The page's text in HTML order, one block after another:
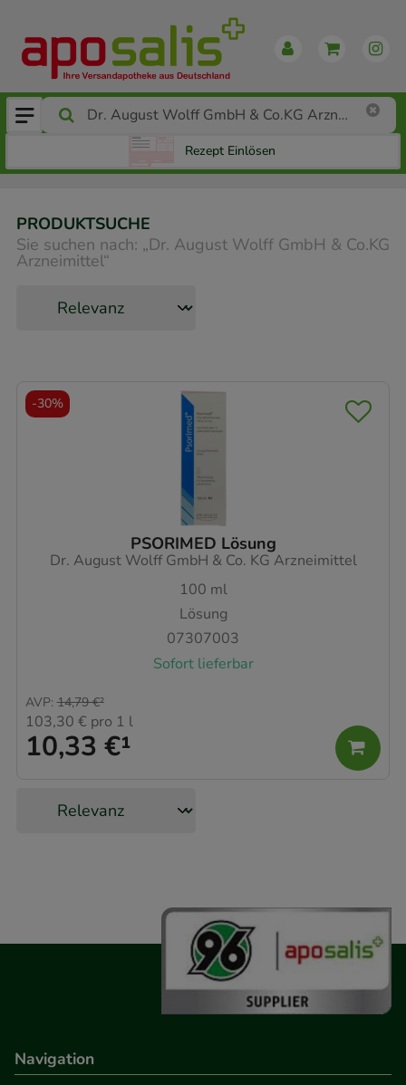
Rezept Einlösen
PRODUKTSUCHE
Sie suchen nach: „Dr. August Wolff GmbH & Co.KG
Arzneimittel“
PSORIMED Lösung
Dr. August Wolff GmbH & Co. KG Arzneimittel
100 ml
Lösung
07307003
Sofort lieferbar
10,33 €¹
AVP: 14,79 €²
103,30 € pro 1 l
-30%
Navigation